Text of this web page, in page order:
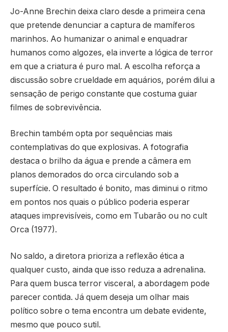
Jo-Anne Brechin deixa claro desde a primeira cena
que pretende denunciar a captura de mamíferos
marinhos. Ao humanizar o animal e enquadrar
humanos como algozes, ela inverte a lógica de terror
em que a criatura é puro mal. A escolha reforça a
discussão sobre crueldade em aquários, porém dilui a
sensação de perigo constante que costuma guiar
filmes de sobrevivência.
Brechin também opta por sequências mais
contemplativas do que explosivas. A fotografia
destaca o brilho da água e prende a câmera em
planos demorados do orca circulando sob a
superfície. O resultado é bonito, mas diminui o ritmo
em pontos nos quais o público poderia esperar
ataques imprevisíveis, como em Tubarão ou no cult
Orca (1977).
No saldo, a diretora prioriza a reflexão ética a
qualquer custo, ainda que isso reduza a adrenalina.
Para quem busca terror visceral, a abordagem pode
parecer contida. Já quem deseja um olhar mais
político sobre o tema encontra um debate evidente,
mesmo que pouco sutil.